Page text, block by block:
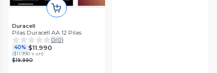
Duracell
Pilas Duracell AA 12 Pilas
0(0)
40% $11.990
($11.990 x un)
$19.990